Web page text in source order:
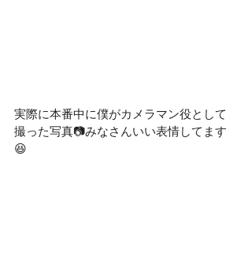
実際に本番中に僕がカメラマン役として
撮った写真📷みなさんいい表情してます
😆